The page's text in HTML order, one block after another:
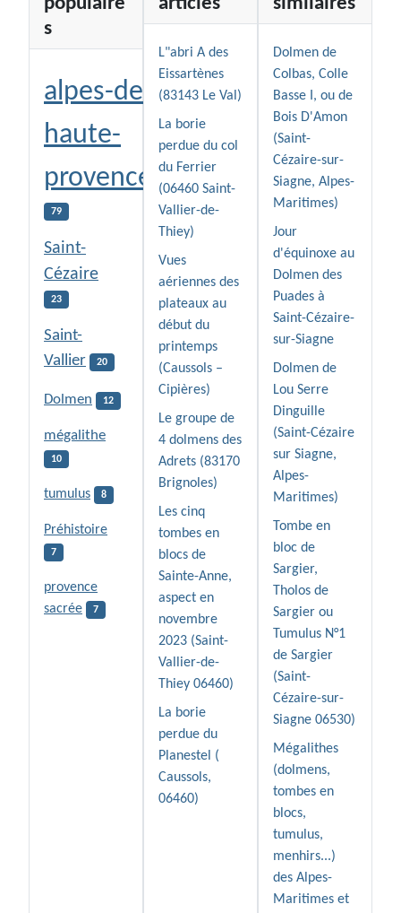
s
alpes-de-
haute-
provence
79
Saint-
Cézaire
23
Saint-
Vallier
20
Dolmen 12
mégalithe
10
tumulus 8
Préhistoire
7
provence
sacrée
7
L"abri A des
Eissartènes
(83143 Le Val)
La borie
perdue du col
du Ferrier
(06460 Saint-
Vallier-de-
Thiey)
Vues
aériennes des
plateaux au
début du
printemps
(Caussols –
Cipières)
Le groupe de
4 dolmens des
Adrets (83170
Brignoles)
Les cinq
tombes en
blocs de
Sainte-Anne,
aspect en
novembre
2023 (Saint-
Vallier-de-
Thiey 06460)
La borie
perdue du
Planestel (
Caussols,
06460)
Dolmen de
Colbas, Colle
Basse I, ou de
Bois D'Amon
(Saint-
Cézaire-sur-
Siagne, Alpes-
Maritimes)
Jour
d'équinoxe au
Dolmen des
Puades à
Saint-Cézaire-
sur-Siagne
Dolmen de
Lou Serre
Dinguille
(Saint-Cézaire
sur Siagne,
Alpes-
Maritimes)
Tombe en
bloc de
Sargier,
Tholos de
Sargier ou
Tumulus N°1
de Sargier
(Saint-
Cézaire-sur-
Siagne 06530)
Mégalithes
(dolmens,
tombes en
blocs,
tumulus,
menhirs...)
des Alpes-
Maritimes et